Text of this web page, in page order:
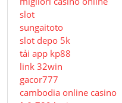
slot
sungaitoto
slot depo 5k
tải app kp88
link 32win
gacor777
cambodia online casino